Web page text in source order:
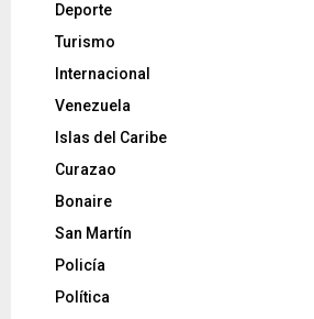
Deporte
Turismo
Internacional
Venezuela
Islas del Caribe
Curazao
Bonaire
San Martín
Policía
Política